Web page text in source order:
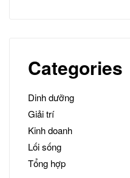
Categories
Dinh dưỡng
Giải trí
Kinh doanh
Lối sống
Tổng hợp